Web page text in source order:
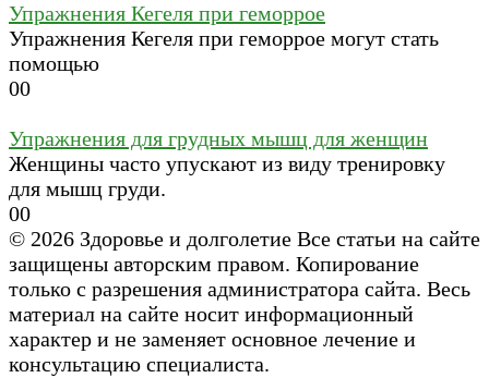
Упражнения Кегеля при геморрое
Упражнения Кегеля при геморрое могут стать
помощью
00
Упражнения для грудных мышц для женщин
Женщины часто упускают из виду тренировку
для мышц груди.
00
© 2026 Здоровье и долголетие Все статьи на сайте
защищены авторским правом. Копирование
только с разрешения администратора сайта. Весь
материал на сайте носит информационный
характер и не заменяет основное лечение и
консультацию специалиста.